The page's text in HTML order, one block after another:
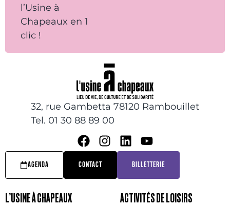
l’Usine à
Chapeaux en 1
clic !
32, rue Gambetta 78120 Rambouillet
Tel. 01 30 88 89 00
AGENDA CONTACT BILLETTERIE
L’USINE À CHAPEAUX ACTIVITÉS DE LOISIRS